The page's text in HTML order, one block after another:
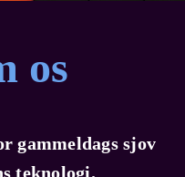
os
gammeldags sjov
teknologi.